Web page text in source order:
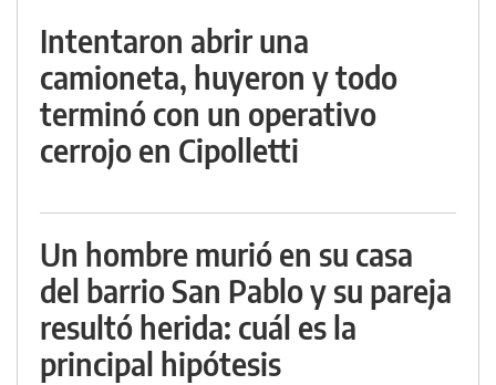
Intentaron abrir una
camioneta, huyeron y todo
terminó con un operativo
cerrojo en Cipolletti
Un hombre murió en su casa
del barrio San Pablo y su pareja
resultó herida: cuál es la
principal hipótesis